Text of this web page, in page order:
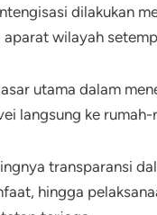
dilakukan
wilayah
utama dalam
langsung ke
transparansi
hingga